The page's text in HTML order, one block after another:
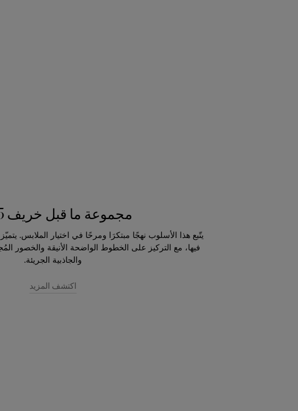
مجموعة ما قبل خريف 2025
يتّبع هذا الأسلوب نهجًا مبتكرَا ومرحًا في اختيار الملابس.
فيها، مع التركيز على الخطوط الواضحة الأنيقة والخصور
والجاذبية الجريئة.
اكتشف المزيد